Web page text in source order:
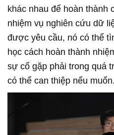
khác nhau để hoàn thành
nhiệm vụ nghiên cứu dữ
được yêu cầu, nó có thể
học cách hoàn thành
sự cố gặp phải trong quá
có thể can thiệp nếu muốn.